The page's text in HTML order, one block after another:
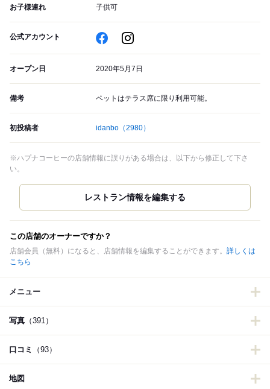
お子様連れ 子供可
公式アカウント
オープン日 2020年5月7日
備考 ペットはテラス席に限り利用可能。
初投稿者 idanbo （2980）
※ハプナコーヒーの店舗情報に誤りがある場合は、以下から修正して下さ
い。
この店舗のオーナーですか？
店舗会員（無料）になると、店舗情報を編集することができます。 詳しくは
こちら
メニュー
写真 （391）
口コミ （93）
地図